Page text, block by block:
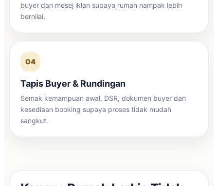
buyer dan mesej iklan supaya rumah nampak lebih
bernilai.
04
Tapis Buyer & Rundingan
Semak kemampuan awal, DSR, dokumen buyer dan
kesediaan booking supaya proses tidak mudah
sangkut.